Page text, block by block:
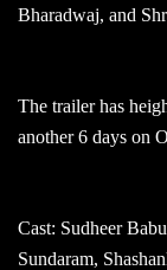
Bharadwaj, and
The trailer has
another 6 days on
Cast: Sudheer
Sundaram,